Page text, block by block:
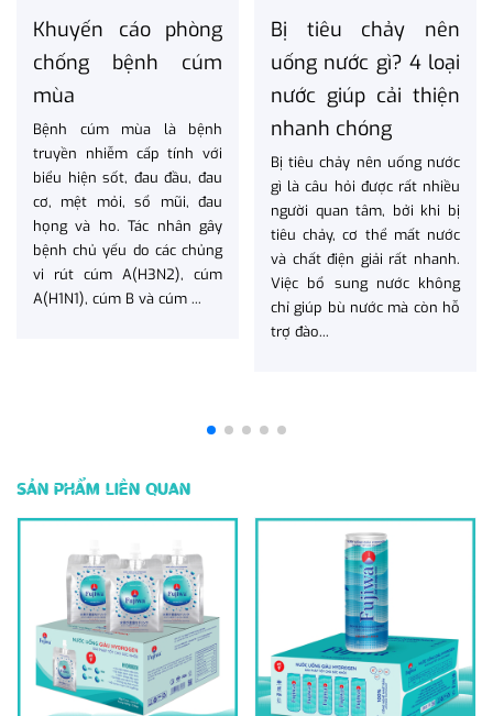
Khuyến cáo phòng
chống bệnh cúm
mùa
Bệnh cúm mùa là bệnh
truyền nhiễm cấp tính với
biểu hiện sốt, đau đầu, đau
cơ, mệt mỏi, sổ mũi, đau
họng và ho. Tác nhân gây
bệnh chủ yếu do các chủng
vi rút cúm A(H3N2), cúm
A(H1N1), cúm B và cúm ...
Bị tiêu chảy nên
uống nước gì? 4 loại
nước giúp cải thiện
nhanh chóng
Bị tiêu chảy nên uống nước
gì là câu hỏi được rất nhiều
người quan tâm, bởi khi bị
tiêu chảy, cơ thể mất nước
và chất điện giải rất nhanh.
Việc bổ sung nước không
chỉ giúp bù nước mà còn hỗ
trợ đào...
SẢN PHẨM LIÊN QUAN